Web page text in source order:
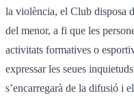
la violència, el Club disposa
del menor, a fi que les
activitats formatives o
expressar les seues
s’encarregarà de la difusió i